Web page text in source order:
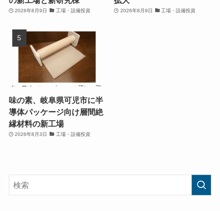
2026年8月9日 工場・設備投資 2026年8月9日 工場・設備投資
味の素、岐阜県可児市に半
導体パッケージ向け層間絶
縁材料の新工場
2026年8月3日 工場・設備投資